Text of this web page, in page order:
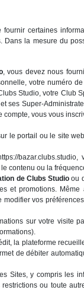
certaines
la mesure du
, vous devez nous
votre numéro
Studio, votre Club
ses Super-
vous vous
le portail ou le site
contenu ou la
de Clubs Studio ou
et promotions.
vos
sur votre visite
la plateforme
de débiter
Sites, y compris les
ou toute